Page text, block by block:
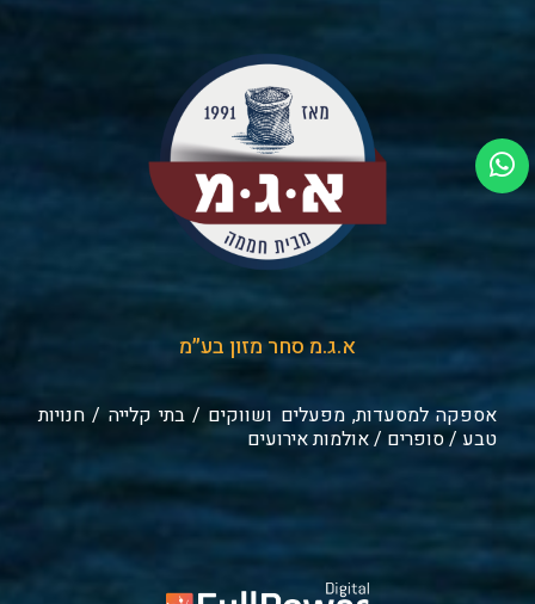
א.ג.מ סחר מזון בע״מ
אספקה למסעדות, מפעלים ושווקים / בתי קלייה / חנויות
טבע / סופרים / אולמות אירועים